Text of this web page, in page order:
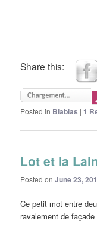
Share this:
Posted in Blablas | 1
Lot et la
Posted onJune 23,
Ce petit mot entre
ravalement de